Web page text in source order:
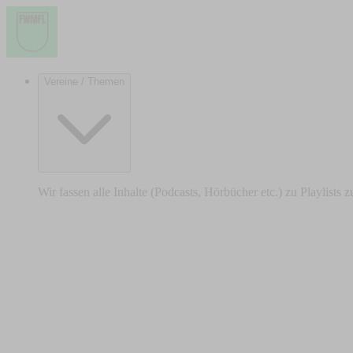
Vereine / Themen
Wir fassen alle Inhalte (Podcasts, Hörbücher etc.) zu Playlists